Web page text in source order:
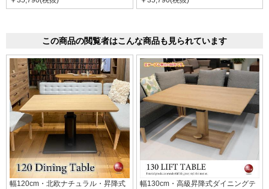
この商品の閲覧者はこんな商品も見られています
幅120cm・北欧ナチュラル・昇降式
幅130cm・高級昇降式ダイニングテ